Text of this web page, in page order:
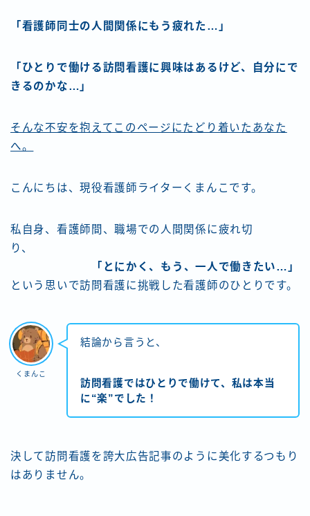
埼玉県杉戸町の美味しいお店
埼玉県春日部市の美味い店
秘境探しの旅へ
HOME
「看護師同士の人間関係にもう疲れた…」
「ひとりで働ける訪問看護に興味はあるけど、自分にで
きるのかな…」
そんな不安を抱えてこのページにたどり着いたあなた
へ。
こんにちは、現役看護師ライターくまんこです。
私自身、看護師間、職場での人間関係に疲れ切
り、
「とにかく、もう、一人で働きたい…」
という思いで訪問看護に挑戦した看護師のひとりです。
くまんこ
結論から言うと、
訪問看護ではひとりで働けて、私は本当
に“楽”でした！
決して訪問看護を誇大広告記事のように美化するつもり
はありません。